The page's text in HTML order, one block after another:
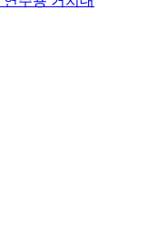
주용 거치대